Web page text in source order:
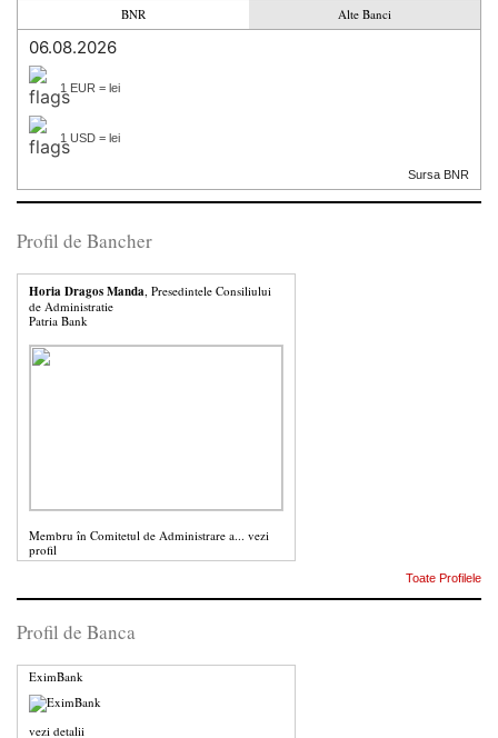
BNR Alte Banci
06.08.2026
1 EUR = lei
1 USD = lei
Sursa BNR
Profil de Bancher
Horia Dragos Manda, Presedintele Consiliului
de Administratie
Patria Bank
Membru în Comitetul de Administrare a... vezi
profil
Toate Profilele
Profil de Banca
EximBank
vezi detalii